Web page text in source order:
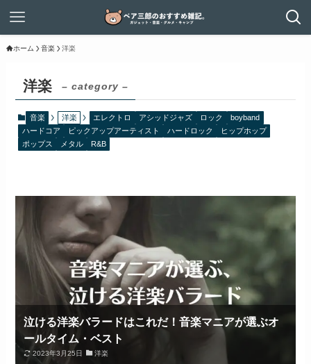
ホーム 音楽 洋楽
洋楽 – category –
音楽 洋楽 エレクトロ アシッドジャズ ロック
boyband
ハードコア
ピックアップアーティスト ハードロック
ヒップホップ
ポップス
メタル R&B
泣ける洋楽バラードはこれだ！音楽マニアが選ぶオ
ールタイム・ベスト
2023年3月25日 洋楽